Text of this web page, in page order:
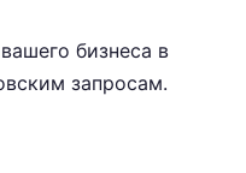
бизнеса в
запросам.